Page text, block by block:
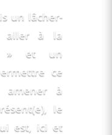
un lâcher-
aller à la
» et un
ce
amener à
le
est, ici et